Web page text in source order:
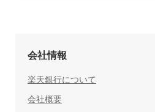
会社情報
楽天銀行について
会社概要